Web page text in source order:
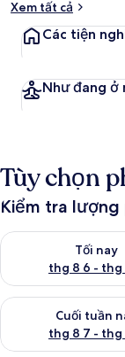
Xem tất cả
Các tiện
Như đang ở
Tùy chọn
Kiểm tra
Tối nay
thg 8 6 - thg
Kiểm tra lượng
Cuối tuần
thg 8 7 - thg
Kiểm tra lượng